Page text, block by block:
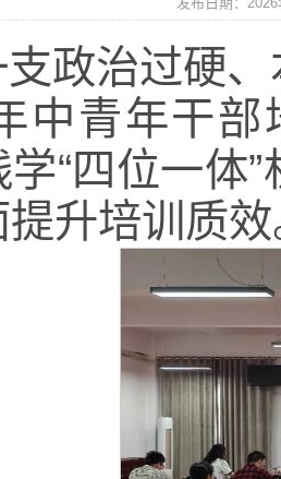
政治过硬
中青年干
“四位一体
升培训质